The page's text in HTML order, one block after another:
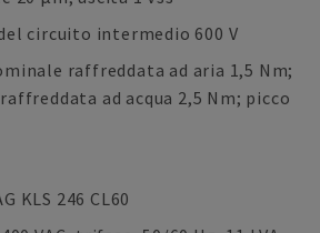
circuito intermedio 600 V
raffreddata ad aria 1,5 Nm;
ad acqua 2,5 Nm; picco
KLS 246 CL60